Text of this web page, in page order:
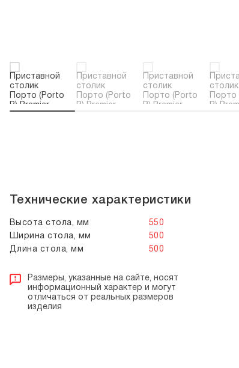
Технические характеристики
Высота стола, мм
550
Ширина стола, мм
500
Длина стола, мм
500
Размеры, указанные на сайте, носят
информационный характер и могут
отличаться от реальных размеров
изделия